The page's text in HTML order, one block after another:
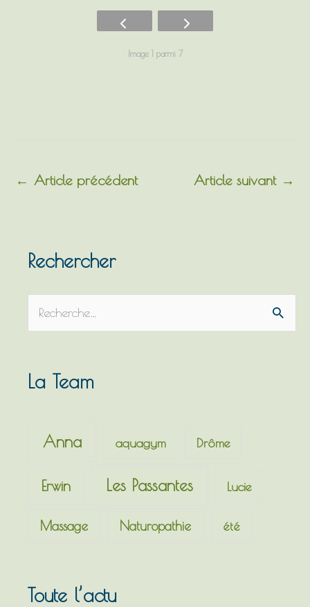
Image 1 parmi 7
← Article précédent Article suivant →
Rechercher
e
h
e
La Team
Anna aquagym Drôme
Erwin Les Passantes Lucie
Massage Naturopathie été
Toute l’actu